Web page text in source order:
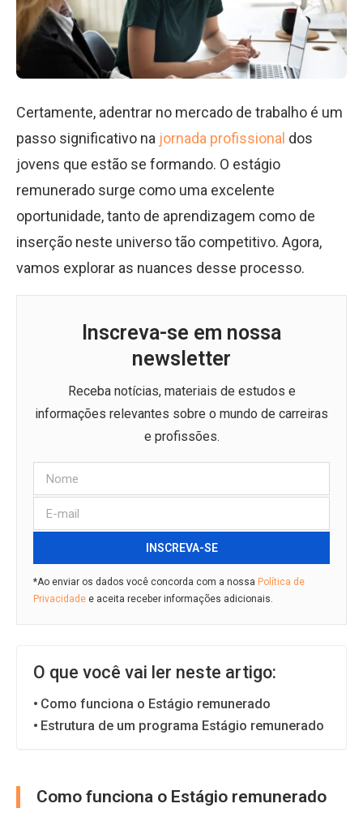
Certamente, adentrar no mercado de trabalho é um
passo significativo na jornada profissional dos
jovens que estão se formando. O estágio
remunerado surge como uma excelente
oportunidade, tanto de aprendizagem como de
inserção neste universo tão competitivo. Agora,
vamos explorar as nuances desse processo.
Inscreva-se em nossa
newsletter
Receba notícias, materiais de estudos e
informações relevantes sobre o mundo de carreiras
e profissões.
INSCREVA-SE
*Ao enviar os dados você concorda com a nossa Política de
Privacidade e aceita receber informações adicionais.
O que você vai ler neste artigo:
Como funciona o Estágio remunerado
Estrutura de um programa Estágio remunerado
Como funciona o Estágio remunerado